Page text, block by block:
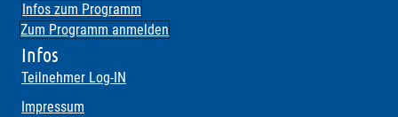
Infos
Teilnehmer Log-IN
Impressum
Infos zum Programm
Zum Programm anmelden